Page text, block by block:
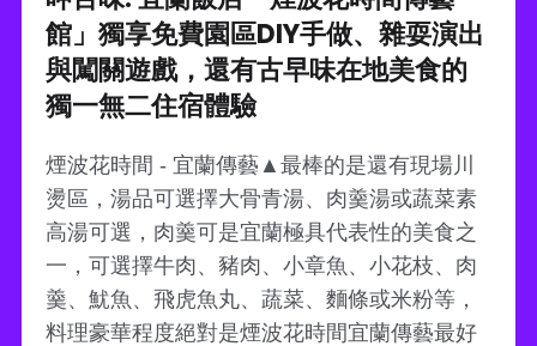
館」獨享免費園區DIY手做、雜耍演出
與闖關遊戲，還有古早味在地美食的
獨一無二住宿體驗
煙波花時間 - 宜蘭傳藝▲最棒的是還有現場川
燙區，湯品可選擇大骨青湯、肉羹湯或蔬菜素
高湯可選，肉羹可是宜蘭極具代表性的美食之
一，可選擇牛肉、豬肉、小章魚、小花枝、肉
羹、魷魚、飛虎魚丸、蔬菜、麵條或米粉等，
料理豪華程度絕對是煙波花時間宜蘭傳藝最好